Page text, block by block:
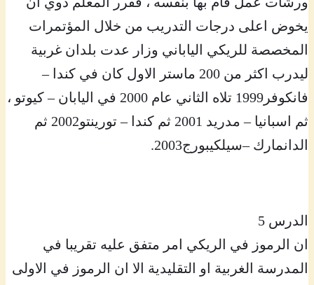
يخوض اعلى درجات التدريب من خلال المؤتمرات
المخصصة للريكي الياباني وزار عدت بلدان غربية
ليدرب اكثر من 200 ماستر الاول كان في كندا –
فانكوفر1999 تلاه الثاني عام 2000 في اليابان – كيوتو ،
ثم اسبانيا – مدريد 2001 ثم كندا – تورينتو2002 ثم
الدانمارك –سيلكيبورج2003.
الدرس 5
ان الرموز في الريكي امر متفق عليه تقريبا في
المدرسة الغربية او التقليدية الا ان الرموز في الاولى